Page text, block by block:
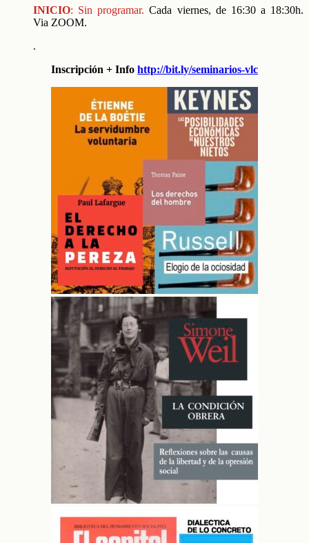
INICIO: Sin programar.Cada viernes, de 16:30 a 18:30h.
Via ZOOM.
.
Inscripción + Info http://bit.ly/seminarios-vlc